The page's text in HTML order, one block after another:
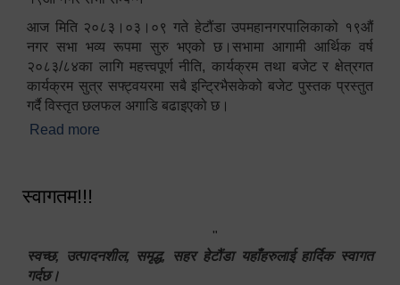
आज मिति २०८३।०३।०९ गते हेटौंडा उपमहानगरपालिकाको १९औं
नगर सभा भव्य रूपमा सुरु भएको छ।सभामा आगामी आर्थिक वर्ष
२०८३/८४का लागि महत्त्वपूर्ण नीति, कार्यक्रम तथा बजेट र क्षेत्रगत
कार्यक्रम सुत्र सफ्ट्वयरमा सबै इन्ट्रिभैसकेको बजेट पुस्तक प्रस्तुत
गर्दै विस्तृत छलफल अगाडि बढाइएको छ।
Read more
स्वागतम!!!
"
स्वच्छ, उत्पादनशील, समृद्ध, सहर हेटौंडा यहाँहरुलाई हार्दिक स्वागत
गर्दछ।